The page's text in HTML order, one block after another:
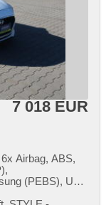
7 018 EUR
Airbag, ABS,
(PEBS), Uhr